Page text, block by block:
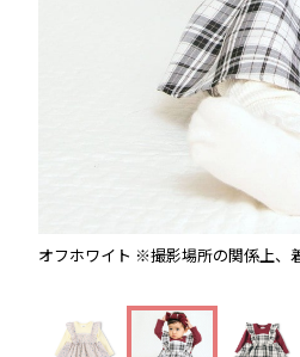
オフホワイト ※撮影場所の関係上、